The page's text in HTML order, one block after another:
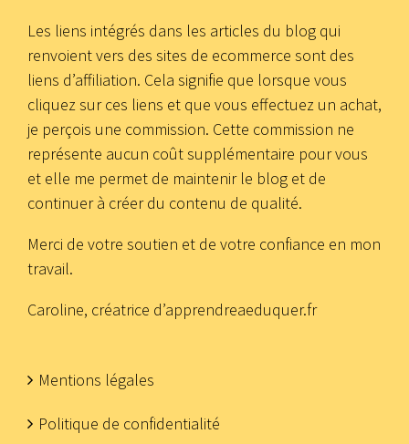
Les liens intégrés dans les articles du blog qui
renvoient vers des sites de ecommerce sont des
liens d’affiliation. Cela signifie que lorsque vous
cliquez sur ces liens et que vous effectuez un achat,
je perçois une commission. Cette commission ne
représente aucun coût supplémentaire pour vous
et elle me permet de maintenir le blog et de
continuer à créer du contenu de qualité.
Merci de votre soutien et de votre confiance en mon
travail.
Caroline, créatrice d’apprendreaeduquer.fr
Mentions légales
Politique de confidentialité